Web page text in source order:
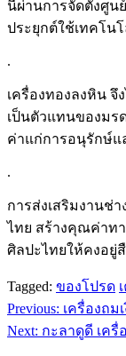
นี้ผ่านการจัดตั้งศูน
ประยุกต์ใช้เทคโน
.
เครื่องทองลงหิน จึ
เป็นตัวแทนของม
ค่าแก่การอนุรักษ์แ
.
การส่งเสริมงานช่
ไทย สร้างคุณค่าท
ศิลปะไทยให้คงอยู่
Tagged: ของโปรด
แนะแนว
Previous: เครื่องถ
Next: กะลาดูดี เครื่